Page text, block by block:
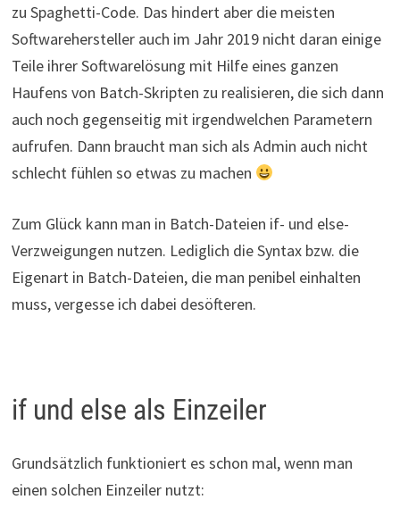
zu Spaghetti-Code. Das hindert aber die meisten
Softwarehersteller auch im Jahr 2019 nicht daran einige
Teile ihrer Softwarelösung mit Hilfe eines ganzen
Haufens von Batch-Skripten zu realisieren, die sich dann
auch noch gegenseitig mit irgendwelchen Parametern
aufrufen. Dann braucht man sich als Admin auch nicht
schlecht fühlen so etwas zu machen
Zum Glück kann man in Batch-Dateien if- und else-
Verzweigungen nutzen. Lediglich die Syntax bzw. die
Eigenart in Batch-Dateien, die man penibel einhalten
muss, vergesse ich dabei desöfteren.
if und else als Einzeiler
Grundsätzlich funktioniert es schon mal, wenn man
einen solchen Einzeiler nutzt: